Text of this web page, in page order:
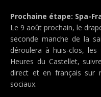
Prochaine étape: Spa-
Le 9 août prochain, le
seconde manche de la
déroulera à huis-clos,
Heures du Castellet,
direct et en français sur
sociaux.